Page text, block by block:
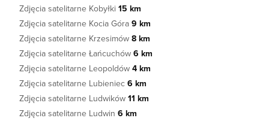
Zdjęcia satelitarne Kobyłki 15 km
Zdjęcia satelitarne Kocia Góra 9 km
Zdjęcia satelitarne Krzesimów 8 km
Zdjęcia satelitarne Łańcuchów 6 km
Zdjęcia satelitarne Leopoldów 4 km
Zdjęcia satelitarne Lubieniec 6 km
Zdjęcia satelitarne Ludwików 11 km
Zdjęcia satelitarne Ludwin 6 km